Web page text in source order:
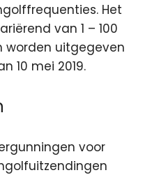
Het
van 1 – 100
worden uitgegeven
10 mei 2019.
voor